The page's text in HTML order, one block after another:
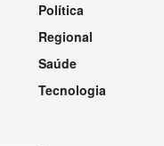
Política
Regional
Saúde
Tecnologia